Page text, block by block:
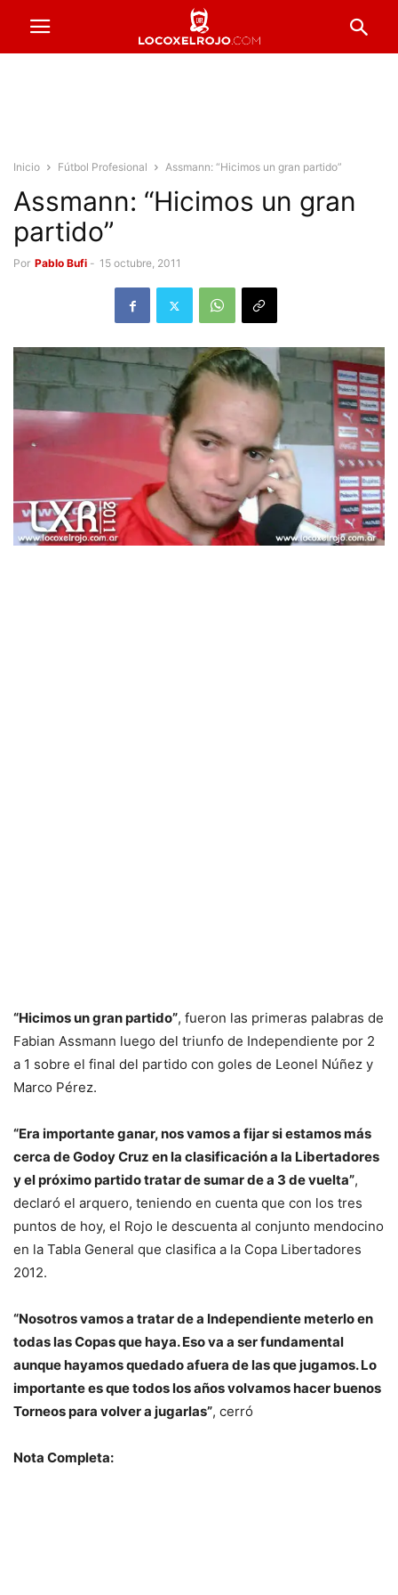
Inicio Fútbol Profesional Assmann: “Hicimos un gran partido”
Assmann: “Hicimos un gran
partido”
Por Pablo Bufi - 15 octubre, 2011
“Hicimos un gran partido”, fueron las primeras palabras de
Fabian Assmann luego del triunfo de Independiente por 2
a 1 sobre el final del partido con goles de Leonel Núñez y
Marco Pérez.
“Era importante ganar, nos vamos a fijar si estamos más
cerca de Godoy Cruz en la clasificación a la Libertadores
y el próximo partido tratar de sumar de a 3 de vuelta”,
declaró el arquero, teniendo en cuenta que con los tres
puntos de hoy, el Rojo le descuenta al conjunto mendocino
en la Tabla General que clasifica a la Copa Libertadores
2012.
“Nosotros vamos a tratar de a Independiente meterlo en
todas las Copas que haya. Eso va a ser fundamental
aunque hayamos quedado afuera de las que jugamos. Lo
importante es que todos los años volvamos hacer buenos
Torneos para volver a jugarlas”, cerró
Nota Completa: